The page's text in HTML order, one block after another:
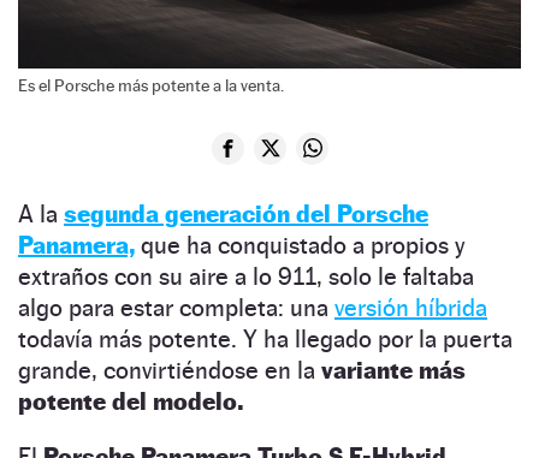
Es el Porsche más potente a la venta.
A la segunda generación del Porsche
Panamera, que ha conquistado a propios y
extraños con su aire a lo 911, solo le faltaba
algo para estar completa: una versión híbrida
todavía más potente. Y ha llegado por la puerta
grande, convirtiéndose en la variante más
potente del modelo.